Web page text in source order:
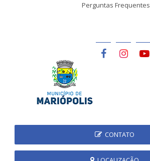
Perguntas Frequentes
CONTATO